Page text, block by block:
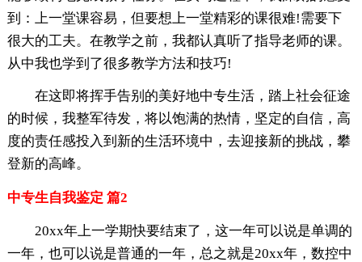
到：上一堂课容易，但要想上一堂精彩的课很难!需要下
很大的工夫。在教学之前，我都认真听了指导老师的课。
从中我也学到了很多教学方法和技巧!
在这即将挥手告别的美好地中专生活，踏上社会征途
的时候，我整军待发，将以饱满的热情，坚定的自信，高
度的责任感投入到新的生活环境中，去迎接新的挑战，攀
登新的高峰。
中专生自我鉴定 篇2
20xx年上一学期快要结束了，这一年可以说是单调的
一年，也可以说是普通的一年，总之就是20xx年，数控中